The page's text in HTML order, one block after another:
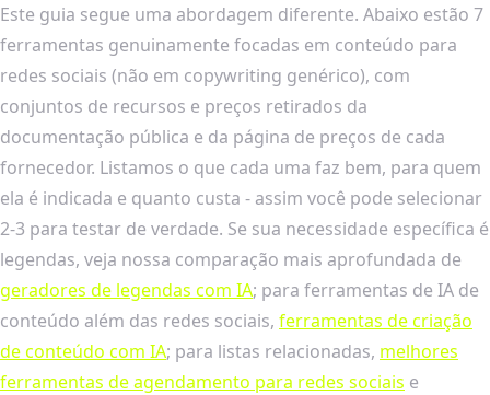
Este guia segue uma abordagem diferente. Abaixo estão 7
ferramentas genuinamente focadas em conteúdo para
redes sociais (não em copywriting genérico), com
conjuntos de recursos e preços retirados da
documentação pública e da página de preços de cada
fornecedor. Listamos o que cada uma faz bem, para quem
ela é indicada e quanto custa - assim você pode selecionar
2-3 para testar de verdade. Se sua necessidade específica é
legendas, veja nossa comparação mais aprofundada de
geradores de legendas com IA; para ferramentas de IA de
conteúdo além das redes sociais, ferramentas de criação
de conteúdo com IA; para listas relacionadas, melhores
ferramentas de agendamento para redes sociais e